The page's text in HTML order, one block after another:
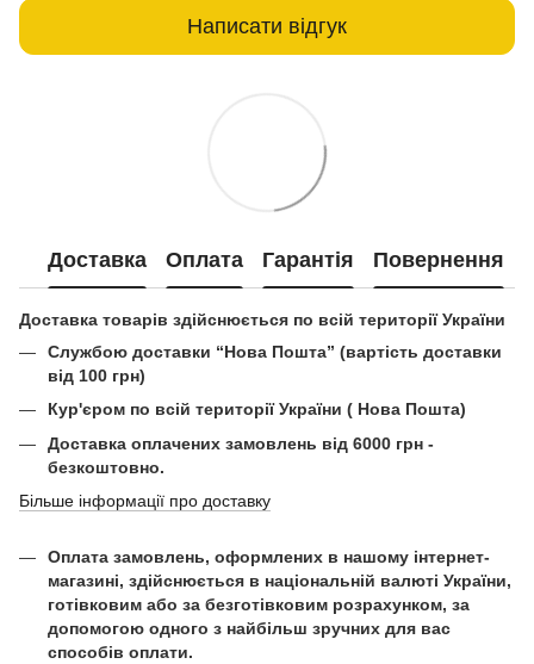
Написати відгук
Доставка Оплата Гарантія Повернення
Доставка товарів здійснюється по всій території України
Службою доставки “Нова Пошта” (вартість доставки
від 100 грн)
Кур'єром по всій території України ( Нова Пошта)
Доставка оплачених замовлень від 6000 грн -
безкоштовно.
Більше інформації про доставку
Оплата замовлень, оформлених в нашому інтернет-
магазині, здійснюється в національній валюті України,
готівковим або за безготівковим розрахунком, за
допомогою одного з найбільш зручних для вас
способів оплати.